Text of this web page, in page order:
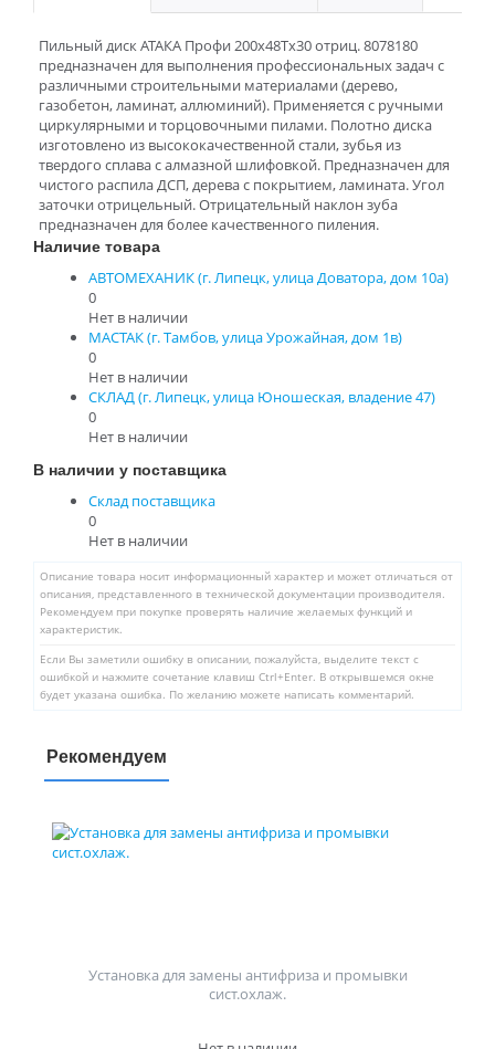
Пильный диск АТАКА Профи 200x48Tx30 отриц. 8078180
предназначен для выполнения профессиональных задач с
различными строительными материалами (дерево,
газобетон, ламинат, аллюминий). Применяется с ручными
циркулярными и торцовочными пилами. Полотно диска
изготовлено из высококачественной стали, зубья из
твердого сплава с алмазной шлифовкой. Предназначен для
чистого распила ДСП, дерева с покрытием, ламината. Угол
заточки отрицельный. Отрицательный наклон зуба
предназначен для более качественного пиления.
Наличие товара
АВТОМЕХАНИК (г. Липецк, улица Доватора, дом 10а)
0
Нет в наличии
МАСТАК (г. Тамбов, улица Урожайная, дом 1в)
0
Нет в наличии
СКЛАД (г. Липецк, улица Юношеская, владение 47)
0
Нет в наличии
В наличии у поставщика
Склад поставщика
0
Нет в наличии
Описание товара носит информационный характер и может отличаться от
описания, представленного в технической документации производителя.
Рекомендуем при покупке проверять наличие желаемых функций и
характеристик.
Если Вы заметили ошибку в описании, пожалуйста, выделите текст с
ошибкой и нажмите сочетание клавиш Ctrl+Enter. В открывшемся окне
будет указана ошибка. По желанию можете написать комментарий.
Рекомендуем
Установка для замены антифриза и промывки
сист.охлаж.